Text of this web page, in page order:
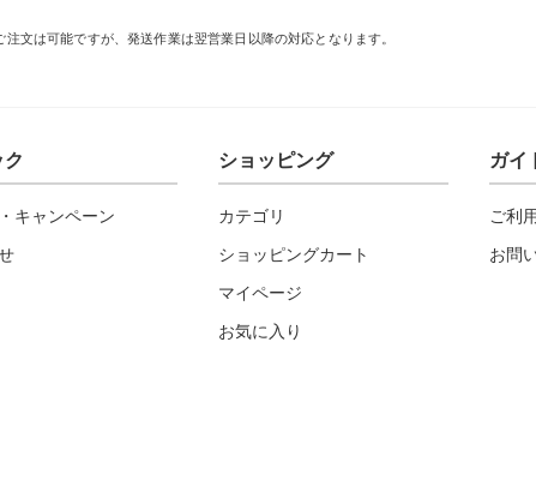
文は可能ですが、発送作業は翌営業日以降の対応となります。
ク
キャンペーン
ショッピング
カテゴリ
ショッピングカート
マイページ
お気に入り
ガイ
ご利
お問